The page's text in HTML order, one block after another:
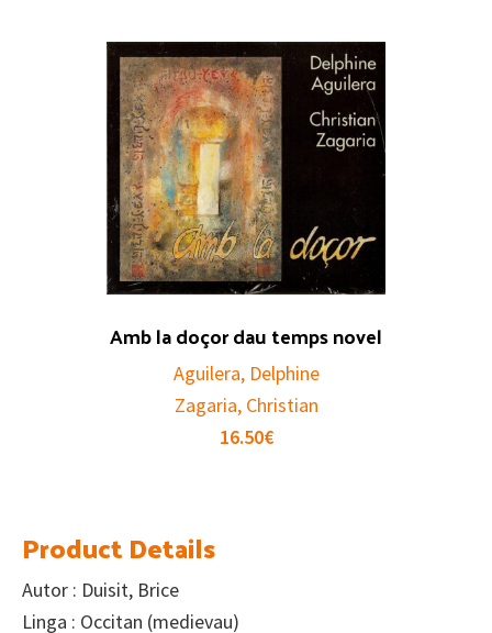
Amb la doçor dau temps novel
Aguilera, Delphine
Zagaria, Christian
16.50€
Product Details
Autor : Duisit, Brice
Linga : Occitan (medievau)